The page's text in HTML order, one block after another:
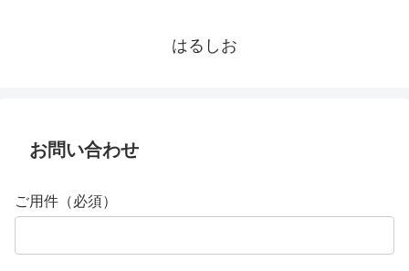
はるしお
お問い合わせ
ご用件（必須）